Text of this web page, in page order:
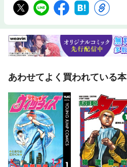
あわせてよく買われている本